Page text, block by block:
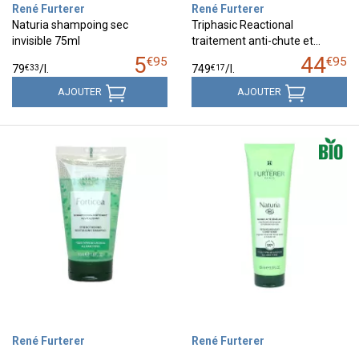
René Furterer
Naturia shampoing sec
invisible 75ml
5€95
79€33/
AJOUTER
René Furterer
Triphasic Reactional
traitement anti-chute et…
44€95
749€17/
AJOUTER
René Furterer
René Furterer